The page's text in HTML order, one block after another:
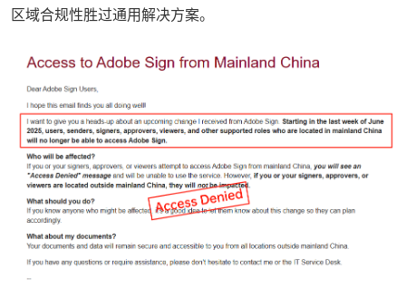
区域合规性胜过通用解决方案。